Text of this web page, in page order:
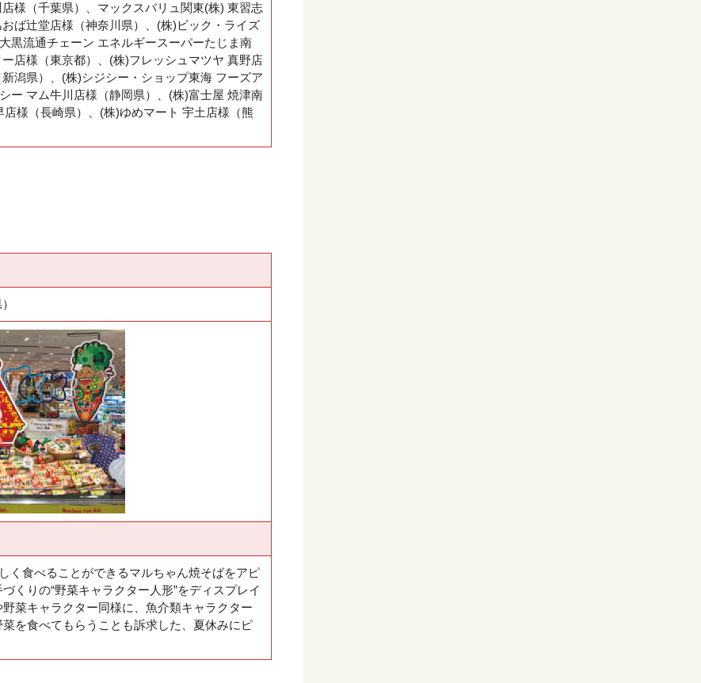
様（千葉県）、マックスバリュ関東(株) 東習志
ば辻堂店様（神奈川県）、(株)ビック・ライズ
黒流通チェーン エネルギースーパーたじま南
店様（東京都）、(株)フレッシュマツヤ 真野店
潟県）、(株)シジシー・ショップ東海 フーズア
ー マム牛川店様（静岡県）、(株)富士屋 焼津南
様（長崎県）、(株)ゆめマート 宇土店様（熊
く食べることができるマルちゃん焼そばをアピ
くりの“野菜キャラクター人形”をディスプレイ
菜キャラクター同様に、魚介類キャラクター
を食べてもらうことも訴求した、夏休みにピ